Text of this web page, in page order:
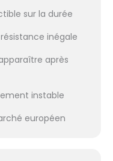
sur la durée
inégale
après
instable
européen